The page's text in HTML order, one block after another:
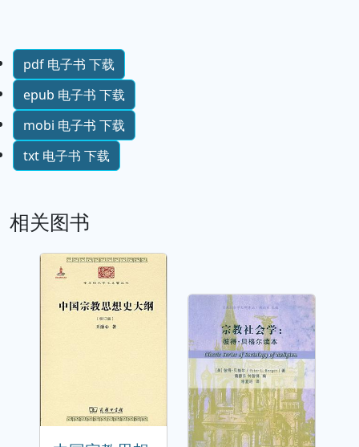
pdf 电子书 下载
epub 电子书 下载
mobi 电子书 下载
txt 电子书 下载
相关图书